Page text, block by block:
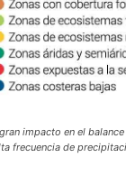
impacto en el
frecuencia de